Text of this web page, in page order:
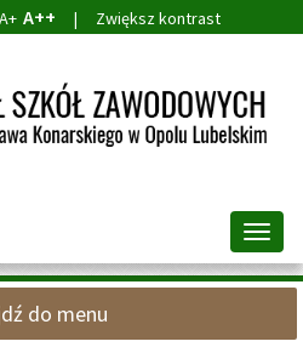
A+ A++ | Zwiększ kontrast
do menu